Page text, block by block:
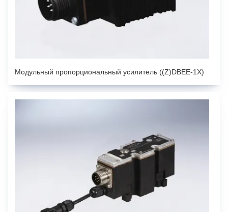
Модульный пропорциональный усилитель ((Z)DBEE-1X)